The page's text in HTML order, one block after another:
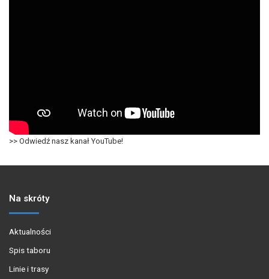
>> Odwiedź nasz kanał YouTube!
Na skróty
Aktualności
Spis taboru
Linie i trasy